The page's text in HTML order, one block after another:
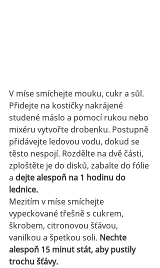
V míse smíchejte mouku, cukr a sůl.
Přidejte na kostičky nakrájené
studené máslo a pomocí rukou nebo
mixéru vytvořte drobenku. Postupně
přidávejte ledovou vodu, dokud se
těsto nespojí. Rozdělte na dvě části,
zploštěte je do disků, zabalte do fólie
a dejte alespoň na 1 hodinu do
lednice.
Mezitím v míse smíchejte
vypeckované třešně s cukrem,
škrobem, citronovou šťávou,
vanilkou a špetkou soli. Nechte
alespoň 15 minut stát, aby pustily
trochu šťávy.